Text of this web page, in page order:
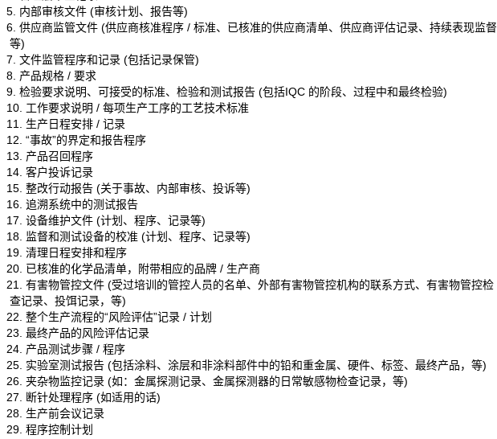
5. 内部审核文件 (审核计划、报告等)
6. 供应商监管文件 (供应商核准程序 / 标准、已核准的供应商清单、供应商评估记录、持续表现监督
等)
7. 文件监管程序和记录 (包括记录保管)
8. 产品规格 / 要求
9. 检验要求说明、可接受的标准、检验和测试报告 (包括IQC 的阶段、过程中和最终检验)
10. 工作要求说明 / 每项生产工序的工艺技术标准
11. 生产日程安排 / 记录
12. “事故”的界定和报告程序
13. 产品召回程序
14. 客户投诉记录
15. 整改行动报告 (关于事故、内部审核、投诉等)
16. 追溯系统中的测试报告
17. 设备维护文件 (计划、程序、记录等)
18. 监督和测试设备的校准 (计划、程序、记录等)
19. 清理日程安排和程序
20. 已核准的化学品清单，附带相应的品牌 / 生产商
21. 有害物管控文件 (受过培训的管控人员的名单、外部有害物管控机构的联系方式、有害物管控检
查记录、投饵记录，等)
22. 整个生产流程的“风险评估”记录 / 计划
23. 最终产品的风险评估记录
24. 产品测试步骤 / 程序
25. 实验室测试报告 (包括涂料、涂层和非涂料部件中的铅和重金属、硬件、标签、最终产品，等)
26. 夹杂物监控记录 (如：金属探测记录、金属探测器的日常敏感物检查记录，等)
27. 断针处理程序 (如适用的话)
28. 生产前会议记录
29. 程序控制计划